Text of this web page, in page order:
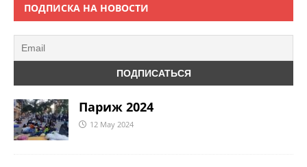
ПОДПИСКА НА НОВОСТИ
Париж 2024
12 May 2024